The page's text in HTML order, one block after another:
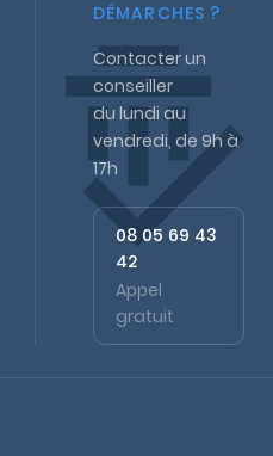
DÉMARCHES ?
Contacter un
conseiller
du lundi au
vendredi, de 9h à
17h
08 05 69 43
42
Appel
gratuit